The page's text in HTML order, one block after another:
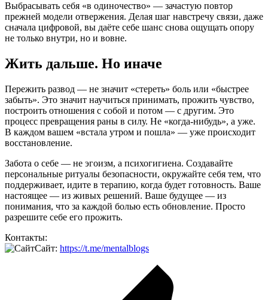
Выбрасывать себя «в одиночество» — зачастую повтор
прежней модели отвержения. Делая шаг навстречу связи, даже
сначала цифровой, вы даёте себе шанс снова ощущать опору
не только внутри, но и вовне.
Жить дальше. Но иначе
Пережить развод — не значит «стереть» боль или «быстрее
забыть». Это значит научиться принимать, прожить чувство,
построить отношения с собой и потом — с другим. Это
процесс превращения раны в силу. Не «когда-нибудь», а уже.
В каждом вашем «встала утром и пошла» — уже происходит
восстановление.
Забота о себе — не эгоизм, а психогигиена. Создавайте
персональные ритуалы безопасности, окружайте себя тем, что
поддерживает, идите в терапию, когда будет готовность. Ваше
настоящее — из живых решений. Ваше будущее — из
понимания, что за каждой болью есть обновление. Просто
разрешите себе его прожить.
Контакты:
Сайт: https://t.me/mentalblogs